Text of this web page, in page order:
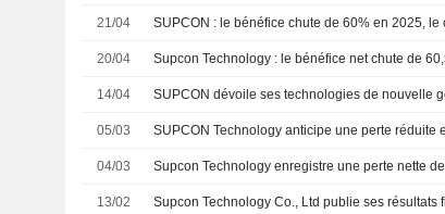
21/04
20/04 Supcon Technology : le bénéfice net chute de
14/04
05/03 SUPCON Technology anticipe une perte réduite
04/03
13/02